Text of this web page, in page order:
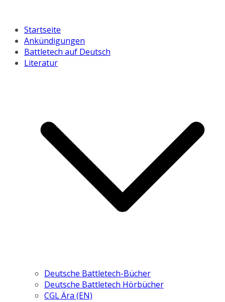
Startseite
Ankündigungen
Battletech auf Deutsch
Literatur
Deutsche Battletech-Bücher
Deutsche Battletech Hörbücher
CGL Ära (EN)